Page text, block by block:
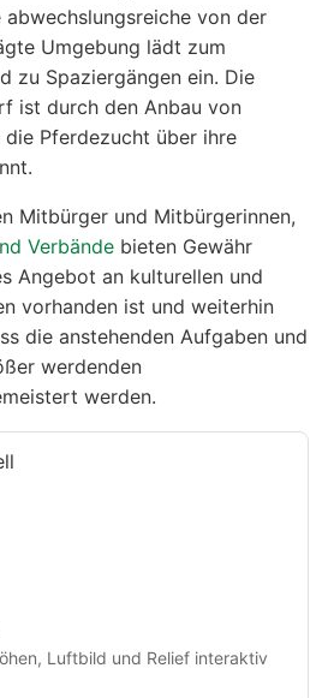
von der
Umgebung lädt zum
zu Spaziergängen ein. Die
ist durch den Anbau von
Pferdezucht über ihre
Mitbürger und Mitbürgerinnen,
Verbände bieten Gewähr
Angebot an kulturellen und
vorhanden ist und weiterhin
die anstehenden Aufgaben und
werdenden
werden.
Luftbild und Relief interaktiv